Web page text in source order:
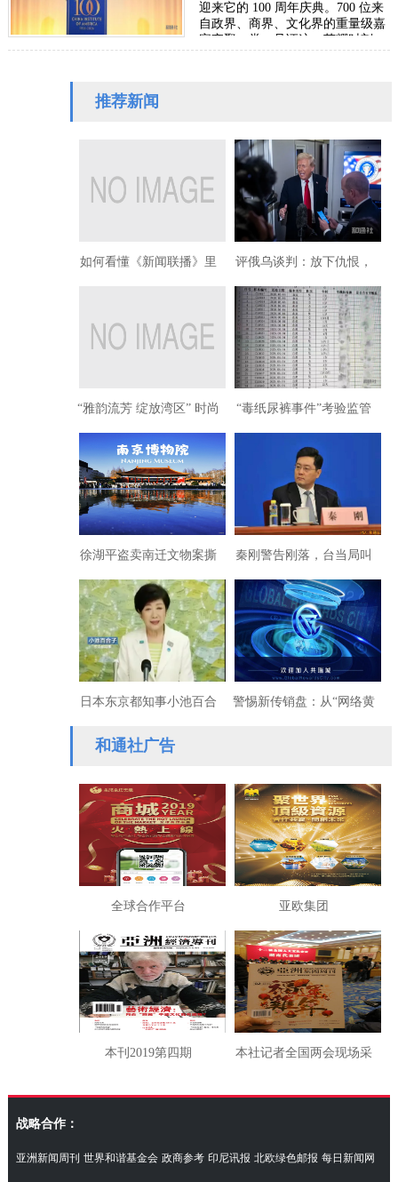
迎来它的 100 周年庆典。700 位来
自政界、商界、文化界的重量级嘉
宾齐聚一堂，见证这一荣耀时刻。
推荐新闻
如何看懂《新闻联播》里 评俄乌谈判：放下仇恨，
迎接和平
“雅韵流芳 绽放湾区” 时尚
文化盛典活动在广州举行
“毒纸尿裤事件”考验监管
部门的党性初心与执法能
力
徐湖平盗卖南迁文物案撕
开文物保护领域权力贪腐
的遮羞布
秦刚警告刚落，台当局叫
嚣：台从来不是中国的一
部分
日本东京都知事小池百合
子成功连任
警惕新传销盘：从“网络黄
和通社广告
全球合作平台 亚欧集团
本刊2019第四期 本社记者全国两会现场采
访湖南代表团
战略合作：
亚洲新闻周刊 世界和谐基金会 政商参考 印尼讯报 北欧绿色邮报 每日新闻网